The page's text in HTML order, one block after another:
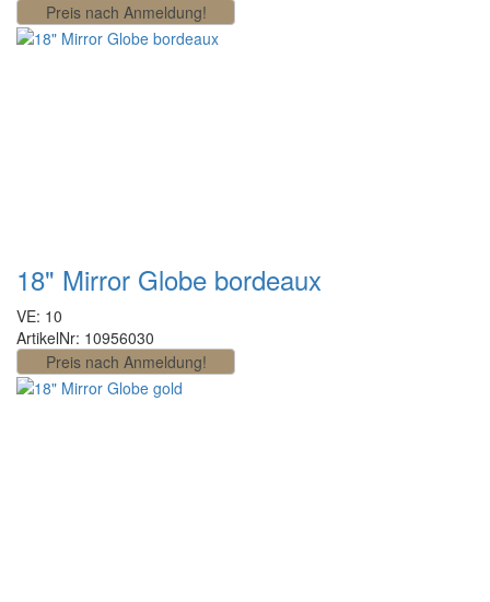
18" Mirror Globe bordeaux
VE: 10
ArtikelNr: 10956030